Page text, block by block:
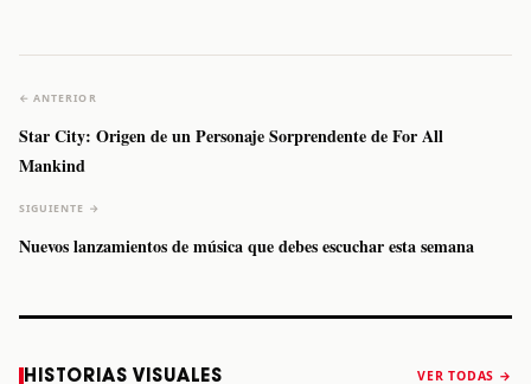
← ANTERIOR
Star City: Origen de un Personaje Sorprendente de For All
Mankind
SIGUIENTE →
Nuevos lanzamientos de música que debes escuchar esta semana
HISTORIAS VISUALES VER TODAS →
a Monterrey el
Staiti, guitarrista
anuncia “Reality